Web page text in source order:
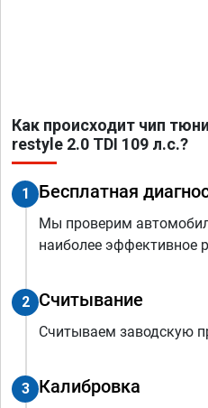
Как происходит чип
restyle 2.0 TDI 109 л.с.?
1 Бесплатная
Мы проверим
наиболее эффективное
2 Считывание
Считываем заводскую
3 Калибровка